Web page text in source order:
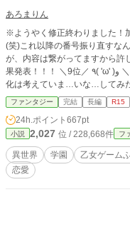
あろまりん
※ようやく修正終わりました！
(笑)これ以降の番号振り直すな
が、内容は繋がってますから許してください
果発表！！！ ＼9位／ ٩( 'ω' )و ＼奨励賞／ （嬉しかったので自慢します） 書籍
化は考えていま…いな…してみ
て頂ければと思います。よろし
人いませんか？）←他力本願 ※誤字脱字報告につきましては、返信等一切しま
せんのでご了承ください。しか
＊ ＊ ＊ やってきました、異世界。 学生の頃は楽しく読みました、ラノベ。
いえ、今でも懐かしく読んでます。 好きですよ？異世界転移＆転生モ
らといって自分もそうなるなん
ンラッキー』と思うか。 実際来てみれば、乙女ゲームもかくやと思う世界。 で
できるかな… アラフォー女のドタバタ劇…？
ファンタジー 完結 長編 R15
24h.ポイント 667pt
小説 2,027 位 / 228,668件 フ
異世界 学園 乙女ゲーム
恋愛